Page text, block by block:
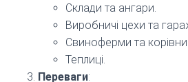
Склади та ангари.
Виробничі цехи та
Свиноферми та
Теплиці.
Переваги: